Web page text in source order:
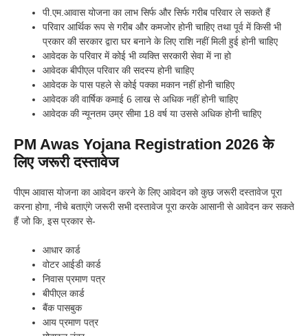
पी.एम.आवास योजना का लाभ सिर्फ और सिर्फ गरीब परिवार ले सकते हैं
परिवार आर्थिक रूप से गरीब और कमजोर होनी चाहिए तथा पूर्व में किसी भी
प्रकार की सरकार द्वारा घर बनाने के लिए राशि नहीं मिली हुई होनी चाहिए
आवेदक के परिवार में कोई भी व्यक्ति सरकारी सेवा में ना हो
आवेदक बीपीएल परिवार की सदस्य होनी चाहिए
आवेदक के पास पहले से कोई पक्का मकान नहीं होनी चाहिए
आवेदक की वार्षिक कमाई 6 लाख से अधिक नहीं होनी चाहिए
आवेदक की न्यूनतम उम्र सीमा 18 वर्ष या उससे अधिक होनी चाहिए
PM Awas Yojana Registration 2026 के
लिए जरूरी दस्तावेज
पीएम आवास योजना का आवेदन करने के लिए आवेदन को कुछ जरूरी दस्तावेज पूरा
करना होगा, नीचे बताएंगे जरूरी सभी दस्तावेज पूरा करके आसानी से आवेदन कर सकते
हैं जो कि, इस प्रकार से-
आधार कार्ड
वोटर आईडी कार्ड
निवास प्रमाण पत्र
बीपीएल कार्ड
बैंक पासबुक
आय प्रमाण पत्र